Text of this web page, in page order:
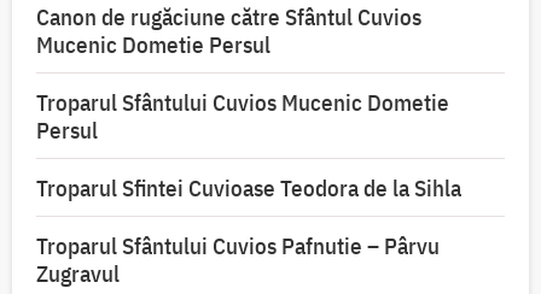
Canon de rugăciune către Sfântul Cuvios
Mucenic Dometie Persul
Troparul Sfântului Cuvios Mucenic Dometie
Persul
Troparul Sfintei Cuvioase Teodora de la Sihla
Troparul Sfântului Cuvios Pafnutie – Pârvu
Zugravul